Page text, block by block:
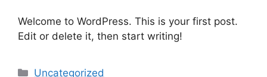
Welcome to WordPress. This is your first post.
Edit or delete it, then start writing!
Kategorie
Uncategorized